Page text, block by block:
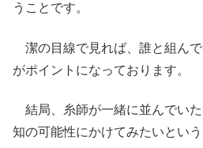
うことです。
潔の目線で見れば、誰と組ん
がポイントになっております。
結局、糸師が一緒に並んでい
知の可能性にかけてみたいとい